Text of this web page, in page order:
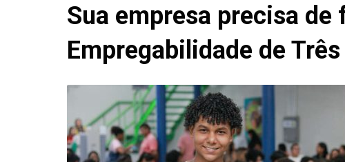
Sua empresa precisa de
Empregabilidade de